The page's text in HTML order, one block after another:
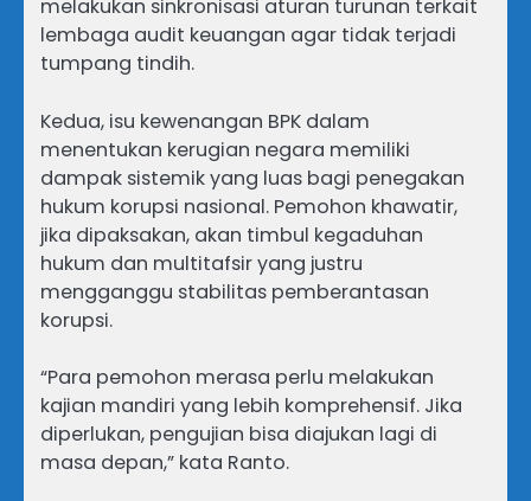
melakukan sinkronisasi aturan turunan terkait
lembaga audit keuangan agar tidak terjadi
tumpang tindih.
Kedua, isu kewenangan BPK dalam
menentukan kerugian negara memiliki
dampak sistemik yang luas bagi penegakan
hukum korupsi nasional. Pemohon khawatir,
jika dipaksakan, akan timbul kegaduhan
hukum dan multitafsir yang justru
mengganggu stabilitas pemberantasan
korupsi.
“Para pemohon merasa perlu melakukan
kajian mandiri yang lebih komprehensif. Jika
diperlukan, pengujian bisa diajukan lagi di
masa depan,” kata Ranto.